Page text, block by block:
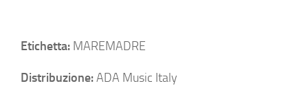
Etichetta: MAREMADRE
Distribuzione:ADA Music Italy